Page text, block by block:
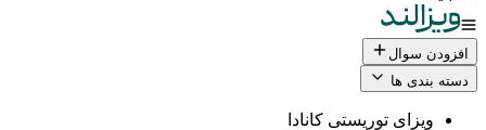
ها
توریستی کانادا